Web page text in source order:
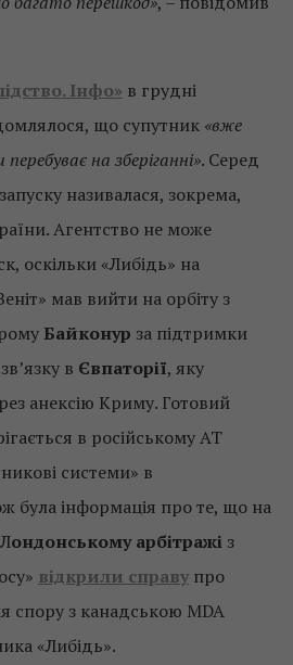
Інфо» в грудні
що супутник «вже
на зберіганні». Серед
називалася, зокрема,
Агентство не може
оскільки «Либідь» на
мав вийти на орбіту з
Байконур за підтримки
в Євпаторії, яку
анексію Криму. Готовий
в російському АТ
системи» в
була інформація про те, що на
ондонському арбітражі з
відкрили справу про
спору з канадською MDA
«Либідь».